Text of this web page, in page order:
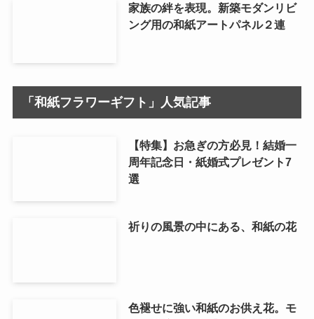
家族の絆を表現。新築モダンリビ
ング用の和紙アートパネル２連
「和紙フラワーギフト」人気記事
【特集】お急ぎの方必見！結婚一
周年記念日・紙婚式プレゼント7
選
祈りの風景の中にある、和紙の花
色褪せに強い和紙のお供え花。モ